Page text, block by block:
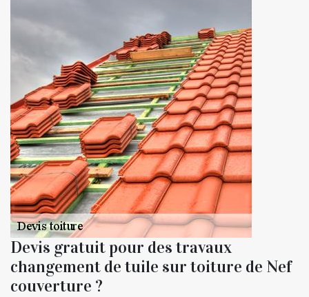
Devis gratuit pour des travaux
changement de tuile sur toiture de Nef
couverture ?